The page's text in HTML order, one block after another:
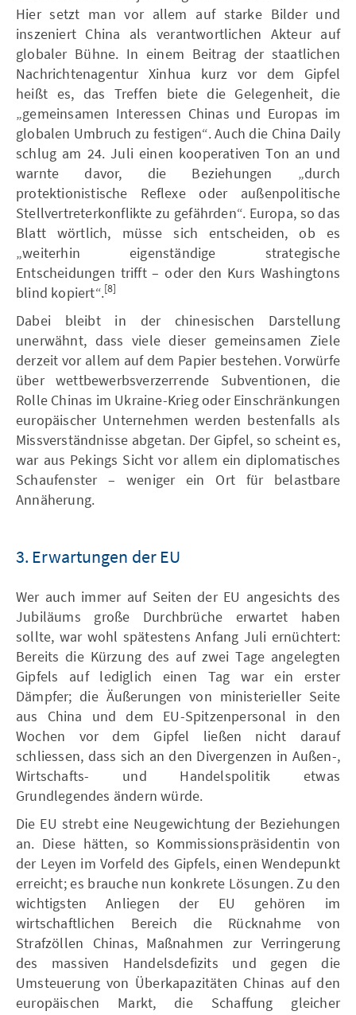
Hier setzt man vor allem auf starke Bilder und
inszeniert China als verantwortlichen Akteur auf
globaler Bühne. In einem Beitrag der staatlichen
Nachrichtenagentur Xinhua kurz vor dem Gipfel
heißt es, das Treffen biete die Gelegenheit, die
„gemeinsamen Interessen Chinas und Europas im
globalen Umbruch zu festigen“. Auch die China Daily
schlug am 24. Juli einen kooperativen Ton an und
warnte davor, die Beziehungen „durch
protektionistische Reflexe oder außenpolitische
Stellvertreterkonflikte zu gefährden“. Europa, so das
Blatt wörtlich, müsse sich entscheiden, ob es
„weiterhin eigenständige strategische
Entscheidungen trifft – oder den Kurs Washingtons
blind kopiert“.[8]
Dabei bleibt in der chinesischen Darstellung
unerwähnt, dass viele dieser gemeinsamen Ziele
derzeit vor allem auf dem Papier bestehen. Vorwürfe
über wettbewerbsverzerrende Subventionen, die
Rolle Chinas im Ukraine-Krieg oder Einschränkungen
europäischer Unternehmen werden bestenfalls als
Missverständnisse abgetan. Der Gipfel, so scheint es,
war aus Pekings Sicht vor allem ein diplomatisches
Schaufenster – weniger ein Ort für belastbare
Annäherung.
3. Erwartungen der EU
Wer auch immer auf Seiten der EU angesichts des
Jubiläums große Durchbrüche erwartet haben
sollte, war wohl spätestens Anfang Juli ernüchtert:
Bereits die Kürzung des auf zwei Tage angelegten
Gipfels auf lediglich einen Tag war ein erster
Dämpfer; die Äußerungen von ministerieller Seite
aus China und dem EU-Spitzenpersonal in den
Wochen vor dem Gipfel ließen nicht darauf
schliessen, dass sich an den Divergenzen in Außen-,
Wirtschafts- und Handelspolitik etwas
Grundlegendes ändern würde.
Die EU strebt eine Neugewichtung der Beziehungen
an. Diese hätten, so Kommissionspräsidentin von
der Leyen im Vorfeld des Gipfels, einen Wendepunkt
erreicht; es brauche nun konkrete Lösungen. Zu den
wichtigsten Anliegen der EU gehören im
wirtschaftlichen Bereich die Rücknahme von
Strafzöllen Chinas, Maßnahmen zur Verringerung
des massiven Handelsdefizits und gegen die
Umsteuerung von Überkapazitäten Chinas auf den
europäischen Markt, die Schaffung gleicher